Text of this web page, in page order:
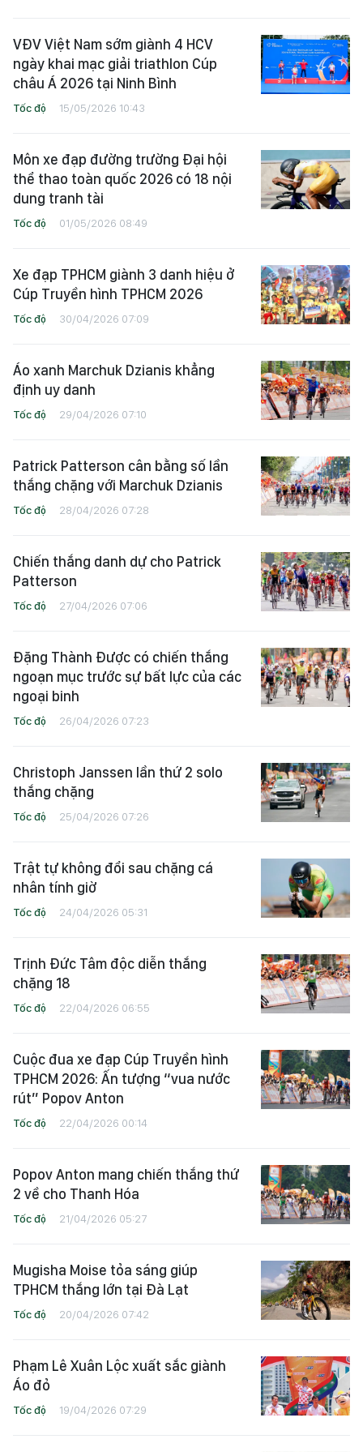
VĐV Việt Nam sớm giành 4 HCV
ngày khai mạc giải triathlon Cúp
châu Á 2026 tại Ninh Bình
Tốc độ 15/05/2026 10:43
Môn xe đạp đường trường Đại hội
thể thao toàn quốc 2026 có 18 nội
dung tranh tài
Tốc độ 01/05/2026 08:49
Xe đạp TPHCM giành 3 danh hiệu ở
Cúp Truyền hình TPHCM 2026
Tốc độ 30/04/2026 07:09
Áo xanh Marchuk Dzianis khẳng
định uy danh
Tốc độ 29/04/2026 07:10
Patrick Patterson cân bằng số lần
thắng chặng với Marchuk Dzianis
Tốc độ 28/04/2026 07:28
Chiến thắng danh dự cho Patrick
Patterson
Tốc độ 27/04/2026 07:06
Đặng Thành Được có chiến thắng
ngoạn mục trước sự bất lực của các
ngoại binh
Tốc độ 26/04/2026 07:23
Christoph Janssen lần thứ 2 solo
thắng chặng
Tốc độ 25/04/2026 07:26
Trật tự không đổi sau chặng cá
nhân tính giờ
Tốc độ 24/04/2026 05:31
Trịnh Đức Tâm độc diễn thắng
chặng 18
Tốc độ 22/04/2026 06:55
Cuộc đua xe đạp Cúp Truyền hình
TPHCM 2026: Ấn tượng “vua nước
rút” Popov Anton
Tốc độ 22/04/2026 00:14
Popov Anton mang chiến thắng thứ
2 về cho Thanh Hóa
Tốc độ 21/04/2026 05:27
Mugisha Moise tỏa sáng giúp
TPHCM thắng lớn tại Đà Lạt
Tốc độ 20/04/2026 07:42
Phạm Lê Xuân Lộc xuất sắc giành
Áo đỏ
Tốc độ 19/04/2026 07:29